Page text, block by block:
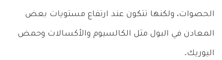
الحصوات، ولكنها تتكون عند ارتفاع مستويات بعض
المعادن في البول مثل الكالسيوم والأكسالات وحمض
اليوريك.